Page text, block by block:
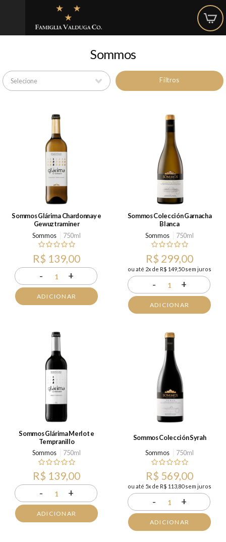
Sommos
Filtros
Sommos Glárima Chardonnay e
Gewuztraminer
Sommos
750ml
R$ 139,00
- 1 +
ADICIONAR
Sommos Colección Garnacha
Blanca
Sommos
750ml
R$ 299,00
ou até 2x de R$ 149,50 sem juros
- 1 +
ADICIONAR
Sommos Glárima Merlot e
Tempranillo
Sommos
750ml
R$ 139,00
- 1 +
ADICIONAR
Sommos Colección Syrah
Sommos
750ml
R$ 569,00
ou até 5x de R$ 113,80 sem juros
- 1 +
ADICIONAR